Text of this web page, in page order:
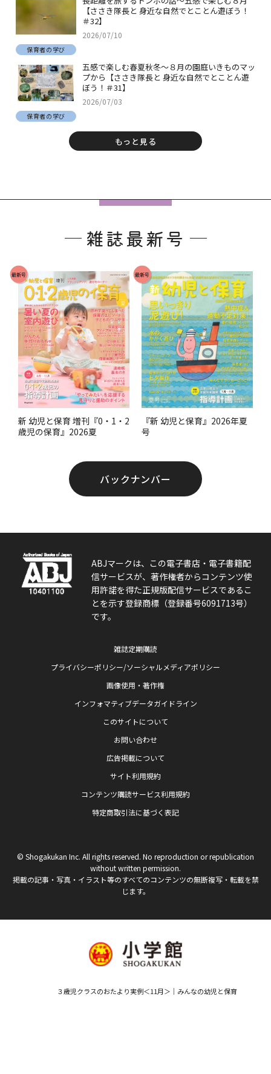
【ささき隊長と 身近な自然でとことん遊ぼう！
＃32】
2026/07/10
保育者の学び
五感で楽しむ春夏秋冬～８月の園庭いきものマッ
プから【ささき隊長と 身近な自然でとことん遊
ぼう！＃31】
2026/07/03
保育者の学び
もっと見る
雑誌最新号
最新号
新 幼児と保育 増刊『0・1・2
歳児の保育』2026夏
最新号
『新 幼児と保育』2026年夏
号
バックナンバー
ABJマークは、この電子書店・電子書籍配
信サービスが、著作権者からコンテンツ使
用許諾を得た正規版配信サービスであるこ
とを示す登録商標（登録番号6091713号）
です。
雑誌定期購読
プライバシーポリシー/ソーシャルメディアポリシー
画像使用・著作権
インフォマティブデータガイドライン
このサイトについて
お問い合わせ
広告掲載について
サイト利用規約
コンテンツ購読サービス利用規約
特定商取引法に基づく表記
© Shogakukan Inc. All rights reserved. No reproduction or republication
without written permission.
掲載の記事・写真・イラスト等のすべてのコンテンツの無断複写・転載を禁
じます。
３歳児クラスのおたより実例＜11月＞｜みんなの幼児と保育